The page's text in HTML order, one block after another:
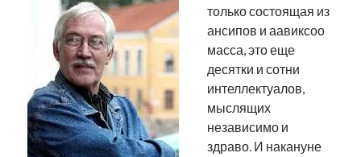
В мире
Интеграция
Интервью
Личное
Нарва и северо-восток
Обзор прессы
Образование
только состоящая из
ансипов и аавиксоо
масса, это еще
десятки и сотни
интеллектуалов,
мыслящих
независимо и
здраво. И накануне